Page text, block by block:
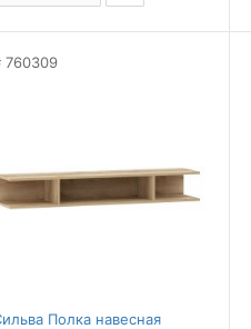
760309
Полка навесная